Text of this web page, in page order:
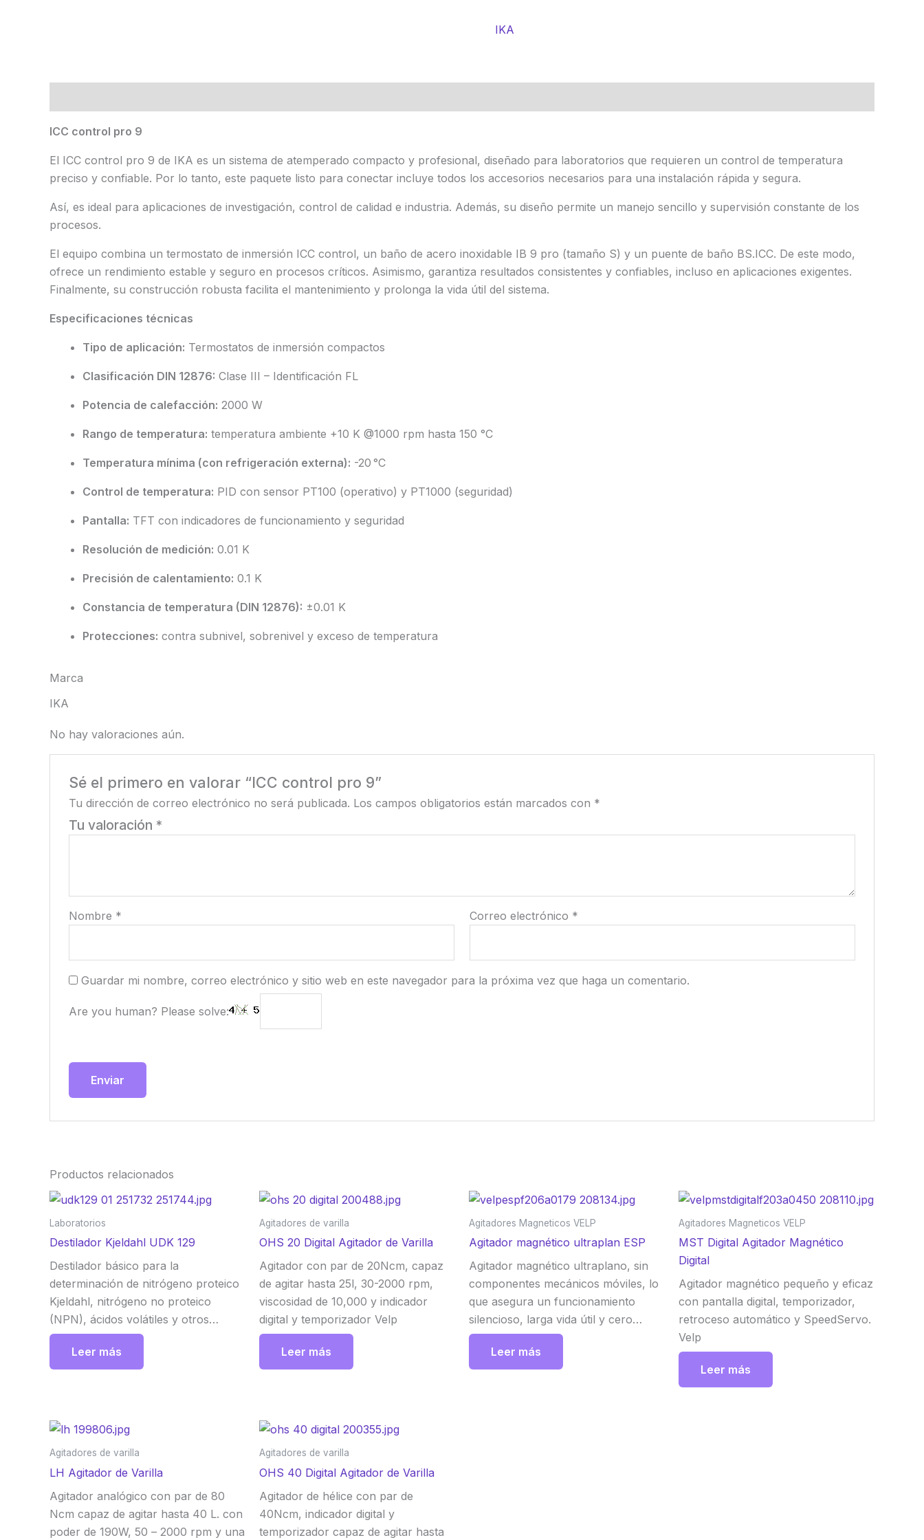
IKA
ICC control pro 9
El ICC control pro 9 de IKA es un sistema de atemperado compacto y profesional, diseñado para laboratorios que requieren un control de temperatura
preciso y confiable. Por lo tanto, este paquete listo para conectar incluye todos los accesorios necesarios para una instalación rápida y segura.
Así, es ideal para aplicaciones de investigación, control de calidad e industria. Además, su diseño permite un manejo sencillo y supervisión constante de los
procesos.
El equipo combina un termostato de inmersión ICC control, un baño de acero inoxidable IB 9 pro (tamaño S) y un puente de baño BS.ICC. De este modo,
ofrece un rendimiento estable y seguro en procesos críticos. Asimismo, garantiza resultados consistentes y confiables, incluso en aplicaciones exigentes.
Finalmente, su construcción robusta facilita el mantenimiento y prolonga la vida útil del sistema.
Especificaciones técnicas
Tipo de aplicación: Termostatos de inmersión compactos
Clasificación DIN 12876: Clase III – Identificación FL
Potencia de calefacción: 2000 W
Rango de temperatura: temperatura ambiente +10 K @1000 rpm hasta 150 °C
Temperatura mínima (con refrigeración externa): -20 °C
Control de temperatura: PID con sensor PT100 (operativo) y PT1000 (seguridad)
Pantalla: TFT con indicadores de funcionamiento y seguridad
Resolución de medición: 0.01 K
Precisión de calentamiento: 0.1 K
Constancia de temperatura (DIN 12876): ±0.01 K
Protecciones: contra subnivel, sobrenivel y exceso de temperatura
Marca
IKA
No hay valoraciones aún.
Sé el primero en valorar “ICC control pro 9”
Tu dirección de correo electrónico no será publicada. Los campos obligatorios están marcados con *
Tu valoración *
Nombre * Correo electrónico *
Guardar mi nombre, correo electrónico y sitio web en este navegador para la próxima vez que haga un comentario.
Are you human? Please solve:
Productos relacionados
Laboratorios
Destilador Kjeldahl UDK 129
Destilador básico para la
determinación de nitrógeno proteico
Kjeldahl, nitrógeno no proteico
(NPN), ácidos volátiles y otros
analitos. Una solución sencilla y
fiable con características únicas.
Velp
Leer más
Agitadores de varilla
OHS 20 Digital Agitador de Varilla
Agitador con par de 20Ncm, capaz
de agitar hasta 25l, 30-2000 rpm,
viscosidad de 10,000 y indicador
digital y temporizador Velp
Leer más
Agitadores Magneticos VELP
Agitador magnético ultraplan ESP
Agitador magnético ultraplano, sin
componentes mecánicos móviles, lo
que asegura un funcionamiento
silencioso, larga vida útil y cero
mantenimiento. Su diseño compacto
lo hace ideal para laboratorios que
requieren un equipo fiable, fácil de
Leer más
Agitadores Magneticos VELP
MST Digital Agitador Magnético
Digital
Agitador magnético pequeño y eficaz
con pantalla digital, temporizador,
retroceso automático y SpeedServo.
Velp
Leer más
Agitadores de varilla
LH Agitador de Varilla
Agitador analógico con par de 80
Ncm capaz de agitar hasta 40 L. con
poder de 190W, 50 – 2000 rpm y una
Agitadores de varilla
OHS 40 Digital Agitador de Varilla
Agitador de hélice con par de
40Ncm, indicador digital y
temporizador capaz de agitar hasta